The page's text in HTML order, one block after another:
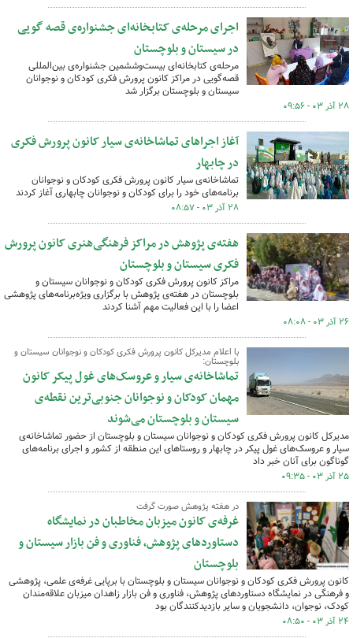
اجرای مرحله‌ی کتابخانه‌ای جشنواره‌ی قصه گویی
در سیستان و بلوچستان
مرحله‌ی کتابخانه‌ای بیست‌وششمین جشنواره‌ی بین‌المللی
قصه‌گویی در مراکز کانون پرورش فکری کودکان و نوجوانان
سیستان و بلوچستان برگزار شد
۲۸ آذر ۰۳ - ۰۹:۵۶
آغاز اجراهای تماشاخانه‌ی سیار کانون پرورش فکری
در چابهار
تماشاخانه‌ی سیار کانون پرورش فکری کودکان و نوجوانان
برنامه‌های خود را برای کودکان و نوجوانان چابهاری آغاز کردند
۲۸ آذر ۰۳ - ۰۸:۵۷
هفته‌ی پژوهش در مراکز فرهنگی‌هنری کانون پرورش
فکری سیستان و بلوچستان
مراکز کانون پرورش فکری کودکان و نوجوانان سیستان و
بلوچستان در هفته‌ی پژوهش با برگزاری ویژه‌برنامه‌های پژوهشی
اعضا را با این فعالیت مهم آشنا کردند
۲۶ آذر ۰۳ - ۰۸:۰۸
با اعلام مدیرکل کانون پرورش فکری کودکان و نوجوانان سیستان و
بلوچستان:
تماشاخانه‌ی سیار و عروسک‌های غول پیکر کانون
مهمان کودکان و نوجوانان جنوبی‌ترین نقطه‌ی
سیستان و بلوچستان می‌شوند
مدیرکل کانون پرورش فکری کودکان و نوجوانان سیستان و بلوچستان از حضور تماشاخانه‌ی
سیار و عروسک‌های غول پیکر در چابهار و روستاهای این منطقه از کشور و اجرای برنامه‌های
گوناگون برای آنان خبر داد
۲۵ آذر ۰۳ - ۰۹:۳۵
در هفته پژوهش صورت گرفت
غرفه‌ی کانون میزبان مخاطبان در نمایشگاه
دستاوردهای پژوهش، فناوری و فن بازار سیستان و
بلوچستان
کانون پرورش فکری کودکان و نوجوانان سیستان و بلوچستان با برپایی غرفه‌ی علمی، پژوهشی
و فرهنگی در نمایشگاه دستاوردهای پژوهش، فناوری و فن بازار زاهدان میزبان علاقه‌مندان
کودک، نوجوان، دانشجویان و سایر بازدیدکنندگان بود
۲۴ آذر ۰۳ - ۰۸:۵۰